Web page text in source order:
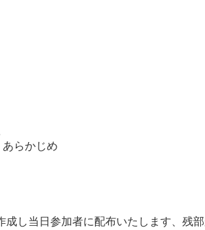
らかじめ
し当日参加者に配布いたします、残